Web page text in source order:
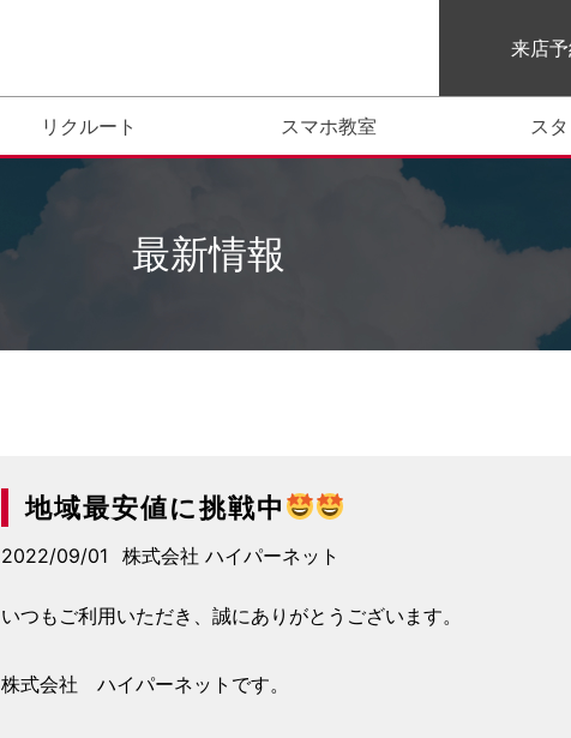
来店
リクルート スマホ教室 ス
最新情報
地域最安値に挑戦中
2022/09/01 株式会社 ハイパーネット
いつもご利用いただき、誠にありがとうございます。
株式会社 ハイパーネットです。